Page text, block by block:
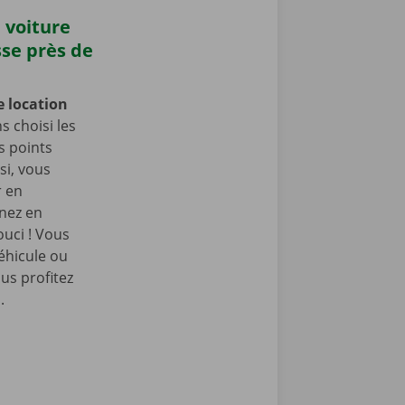
voiture
près de
location
choisi les
points
vous
en
en
! Vous
ou
profitez